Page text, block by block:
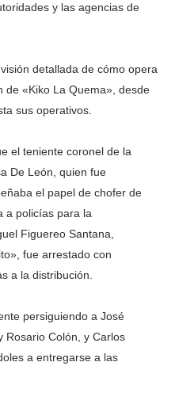
y las agencias de
detallada de cómo opera
de «Kiko La Quema», desde
sus operativos.
el teniente coronel de la
De León, quien fue
el papel de chofer de
a policías para la
Figuereo Santana,
fue arrestado con
a la distribución.
persiguiendo a José
Rosario Colón, y Carlos
a entregarse a las